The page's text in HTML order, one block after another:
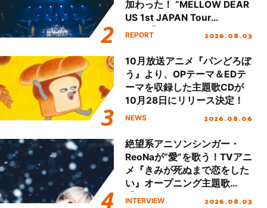
加わった！ “MELLOW DEAR
US 1st JAPAN Tour
Final「NICE to meet YOU
ート!!
REPORT 2026.08.03
10月放送アニメ『パンどろぼ
う』より、OPテーマ＆EDテ
ーマを収録した主題歌CDが
10月28日にリリース決定！
NEWS 2026.08.06
絶望系アニソンシンガー・
ReoNaが“愛”を歌う！TVアニ
メ『きみが死ぬまで恋をした
い』オープニング主題歌
「Amore」インタビュー
INTERVIEW 2026.08.03